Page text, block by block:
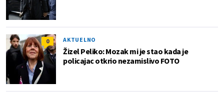
0 AKTUELNO
Žizel Peliko: Mozak mi je stao kada je
policajac otkrio nezamislivo FOTO